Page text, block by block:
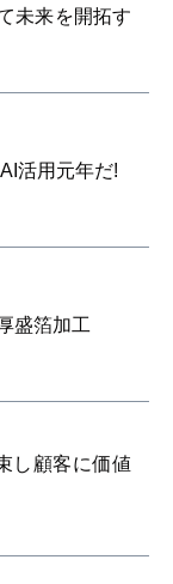
未来を開拓す
活用元年だ!
盛箔加工
し顧客に価値